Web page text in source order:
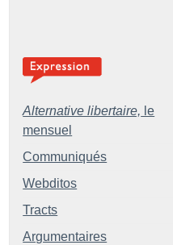
Alternative libertaire, le
mensuel
Communiqués
Webditos
Tracts
Argumentaires